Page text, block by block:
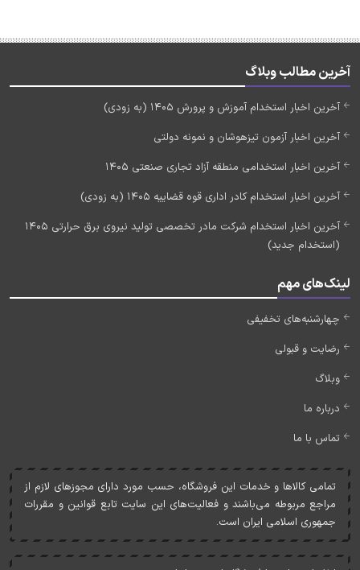
آخرین مطالب وبلاگ
آخرین اخبار استخدام آموزش و پرورش 1405 (به زودی)
آخرین اخبار آزمون تیزهوشان و نمونه دولتی
آخرین اخبار استخدامی منطقه آزاد تجاری صنعتی 1405
آخرین اخبار استخدام کادر اداری قوه قضاییه 1405 (به زودی)
آخرین اخبار استخدام شرکت مادر تخصصی تولید نیروی برق حرارتی 1405
(استخدام جدید)
لینک‌های مهم
چهارشنبه‌های تخفیفی
رضایت و قبولی
وبلاگ
درباره ما
تماس با ما
تمامی کالاها و خدمات اين فروشگاه، حسب مورد دارای مجوزهای لازم از
مراجع مربوطه می‌باشند و فعاليت‌های اين سايت تابع قوانين و مقررات
جمهوری اسلامی ايران است.